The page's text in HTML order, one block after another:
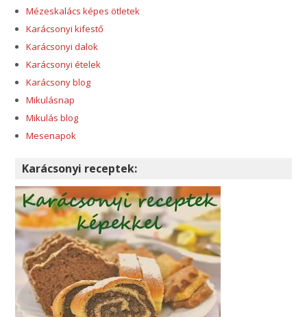
Mézeskalács képes ötletek
Karácsonyi kifestő
Karácsonyi dalok
Karácsonyi ételek
Karácsony blog
Mikulásnap
Mikulás blog
Mesenapok
Karácsonyi receptek: